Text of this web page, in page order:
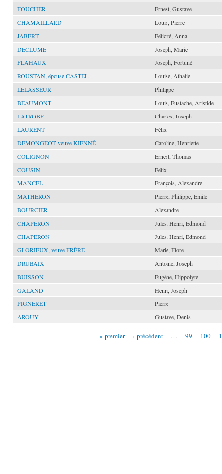
FOUCHER
Ernest, Gustave
CHAMAILLARD
Louis, Pierre
JABERT
Félicité, Anna
DECLUME
Joseph, Marie
FLAHAUX
Joseph, Fortuné
ROUSTAN, épouse CASTEL
Louise, Athalie
LELASSEUR
Philippe
BEAUMONT
Louis, Eustache, Aristide
LATROBE
Charles, Joseph
LAURENT
Félix
DEMONGEOT, veuve KIENNÉ
Caroline, Henriette
COLIGNON
Ernest, Thomas
COUSIN
Félix
MANCEL
François, Alexandre
MATHERON
Pierre, Philippe, Émile
BOURCIER
Alexandre
CHAPERON
Jules, Henri, Edmond
CHAPERON
Jules, Henri, Edmond
GLORIEUX, veuve FRÈRE
Marie, Flore
DRUBAIX
Antoine, Joseph
BUISSON
Eugène, Hippolyte
GALAND
Henri, Joseph
PIGNERET
Pierre
AROUY
Gustave, Denis
« premier ‹ précédent … 99 100